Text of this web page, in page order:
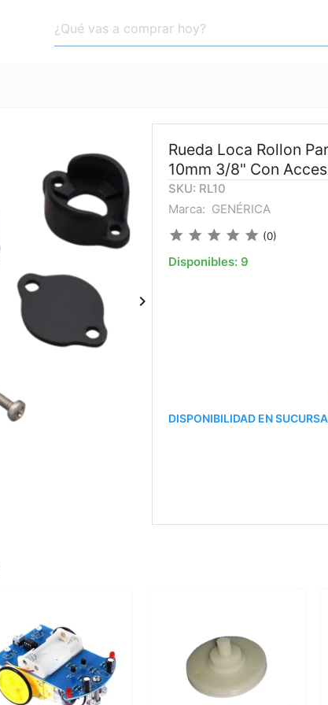
Rueda Loca Rollon
10mm 3/8" Con
SKU: RL10
Marca: GENÉRICA
star star star star star (0)
Disponibles: 9
DISPONIBILIDAD EN